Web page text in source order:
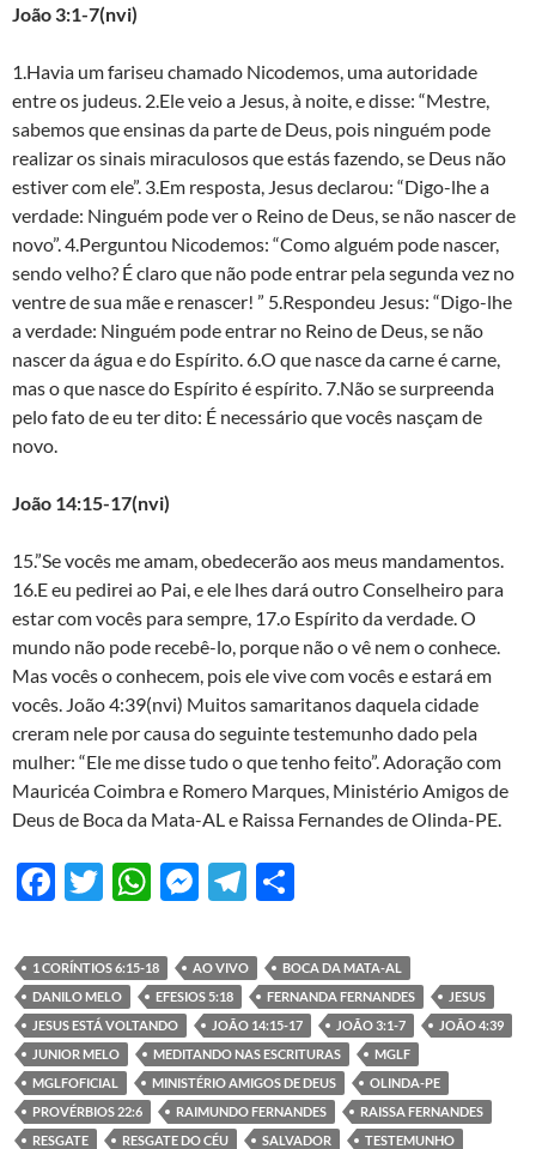
João 3:1-7(nvi)
1.Havia um fariseu chamado Nicodemos, uma autoridade
entre os judeus. 2.Ele veio a Jesus, à noite, e disse: “Mestre,
sabemos que ensinas da parte de Deus, pois ninguém pode
realizar os sinais miraculosos que estás fazendo, se Deus não
estiver com ele”. 3.Em resposta, Jesus declarou: “Digo-lhe a
verdade: Ninguém pode ver o Reino de Deus, se não nascer de
novo”. 4.Perguntou Nicodemos: “Como alguém pode nascer,
sendo velho? É claro que não pode entrar pela segunda vez no
ventre de sua mãe e renascer! ” 5.Respondeu Jesus: “Digo-lhe
a verdade: Ninguém pode entrar no Reino de Deus, se não
nascer da água e do Espírito. 6.O que nasce da carne é carne,
mas o que nasce do Espírito é espírito. 7.Não se surpreenda
pelo fato de eu ter dito: É necessário que vocês nasçam de
novo.
João 14:15-17(nvi)
15.”Se vocês me amam, obedecerão aos meus mandamentos.
16.E eu pedirei ao Pai, e ele lhes dará outro Conselheiro para
estar com vocês para sempre, 17.o Espírito da verdade. O
mundo não pode recebê-lo, porque não o vê nem o conhece.
Mas vocês o conhecem, pois ele vive com vocês e estará em
vocês. João 4:39(nvi) Muitos samaritanos daquela cidade
creram nele por causa do seguinte testemunho dado pela
mulher: “Ele me disse tudo o que tenho feito”. Adoração com
Mauricéa Coimbra e Romero Marques, Ministério Amigos de
Deus de Boca da Mata-AL e Raissa Fernandes de Olinda-PE.
F
e
b
o
o
k
T
itt
er
W
at
s
A
p
p
M
se
n
g
er
T
e
gr
a
m
ar
e
1 CORÍNTIOS 6:15-18 AO VIVO
BOCA DA MATA-AL
DANILO MELO
EFESIOS 5:18 FERNANDA FERNANDES
JESUS
JESUS ESTÁ VOLTANDO
JOÃO 14:15-17 JOÃO 3:1-7
JOÃO 4:39
JUNIOR MELO
MEDITANDO NAS ESCRITURAS
MGLF
MGLFOFICIAL
MINISTÉRIO AMIGOS DE DEUS
OLINDA-PE
PROVÉRBIOS 22:6
RAIMUNDO FERNANDES
RAISSA FERNANDES
RESGATE
RESGATE DO CÉU SALVADOR
TESTEMUNHO